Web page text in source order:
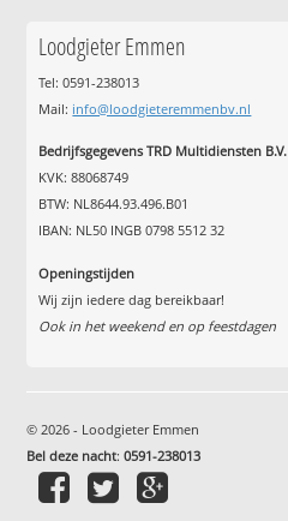
Loodgieter Emmen
Tel: 0591-238013
Mail: info@loodgieteremmenbv.nl
Bedrijfsgegevens TRD Multidiensten B.V.
KVK: 88068749
BTW: NL8644.93.496.B01
IBAN: NL50 INGB 0798 5512 32
Openingstijden
Wij zijn iedere dag bereikbaar!
Ook in het weekend en op feestdagen
© 2026 - Loodgieter Emmen
Bel deze nacht:0591-238013